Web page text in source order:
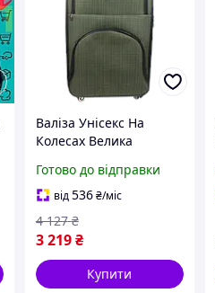
Валіза Унісекс На
Колесах Велика
Телескопічною Ручкою
Та Кодовим Замком
Gedox Gd Polo
ShoppinGo
Готово до відправки
від536 ₴/міс
3 219 ₴
4 127 ₴
Купити